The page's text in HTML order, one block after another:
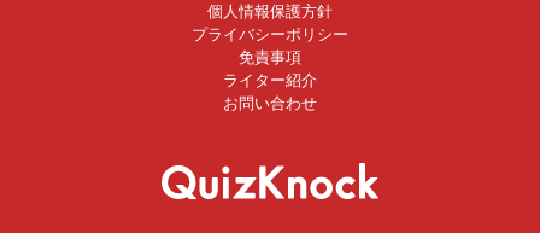
個人情報保護方針
プライバシーポリシー
免責事項
ライター紹介
お問い合わせ